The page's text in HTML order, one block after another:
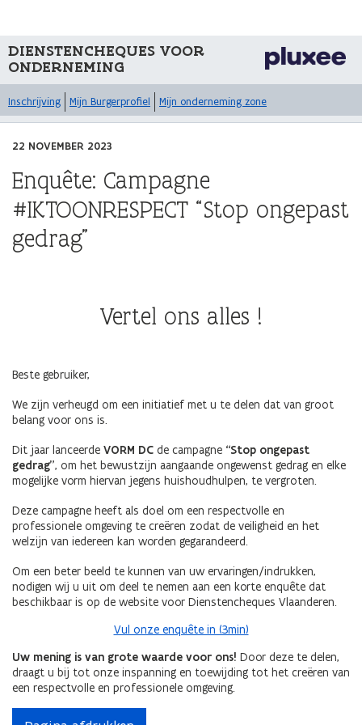
DIENSTENCHEQUES VOOR
ONDERNEMING
Inschrijving Mijn Burgerprofiel Mijn onderneming zone
22 NOVEMBER 2023
Enquête: Campagne
#IKTOONRESPECT “Stop ongepast
gedrag”
Vertel ons alles !
Beste gebruiker,
We zijn verheugd om een initiatief met u te delen dat van groot
belang voor ons is.
Dit jaar lanceerde VORM DC de campagne “Stop ongepast
gedrag”, om het bewustzijn aangaande ongewenst gedrag en elke
mogelijke vorm hiervan jegens huishoudhulpen, te vergroten.
Deze campagne heeft als doel om een respectvolle en
professionele omgeving te creëren zodat de veiligheid en het
welzijn van iedereen kan worden gegarandeerd.
Om een beter beeld te kunnen van uw ervaringen/indrukken,
nodigen wij u uit om deel te nemen aan een korte enquête dat
beschikbaar is op de website voor Dienstencheques Vlaanderen.
Vul onze enquête in (3min)
Uw mening is van grote waarde voor ons! Door deze te delen,
draagt u bij tot onze inspanning en toewijding tot het creëren van
een respectvolle en professionele omgeving.